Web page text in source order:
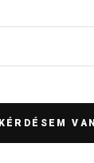
KÉRDÉSEM VAN